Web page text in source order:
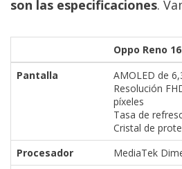
son las especificaciones.
Oppo Reno
Pantalla
AMOLED de
Resolución
píxeles
Tasa de
Cristal de
Procesador
MediaTek